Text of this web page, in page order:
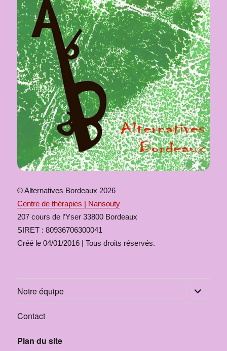
© Alternatives Bordeaux 2026
Centre de thérapies | Nansouty
207 cours de l’Yser 33800 Bordeaux
SIRET : 80936706300041
Créé le 04/01/2016 | Tous droits réservés.
Notre équipe
Contact
Plan du site